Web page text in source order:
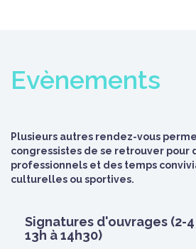
Evènements
Plusieurs autres rendez-vous
congressistes de se retrouver pour
professionnels et des temps
culturelles ou sportives.
Signatures d'ouvrages (2-
13h à 14h30)